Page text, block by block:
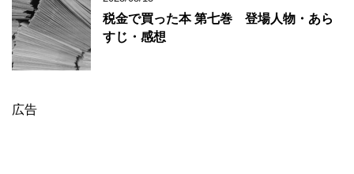
税金で買った本 第七巻 登場人物・あら
すじ・感想
広告